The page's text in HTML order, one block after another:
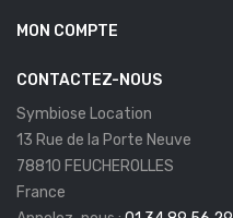
MON COMPTE
CONTACTEZ-NOUS
Symbiose Location
13 Rue de la Porte Neuve
78810 FEUCHEROLLES
France